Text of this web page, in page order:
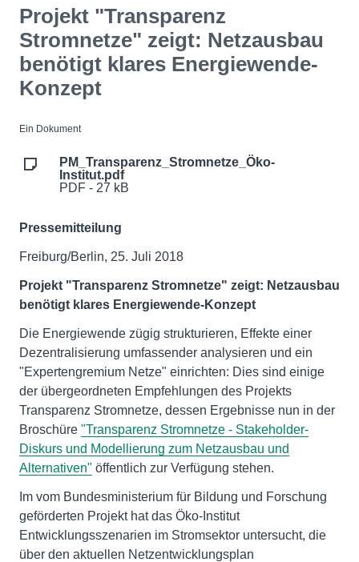
Projekt "Transparenz
Stromnetze" zeigt: Netzausbau
benötigt klares Energiewende-
Konzept
Ein Dokument
PM_Transparenz_Stromnetze_Öko-
Institut.pdf
PDF - 27 kB
Pressemitteilung
Freiburg/Berlin, 25. Juli 2018
Projekt "Transparenz Stromnetze" zeigt: Netzausbau
benötigt klares Energiewende-Konzept
Die Energiewende zügig strukturieren, Effekte einer
Dezentralisierung umfassender analysieren und ein
"Expertengremium Netze" einrichten: Dies sind einige
der übergeordneten Empfehlungen des Projekts
Transparenz Stromnetze, dessen Ergebnisse nun in der
Broschüre "Transparenz Stromnetze - Stakeholder-
Diskurs und Modellierung zum Netzausbau und
Alternativen" öffentlich zur Verfügung stehen.
Im vom Bundesministerium für Bildung und Forschung
geförderten Projekt hat das Öko-Institut
Entwicklungsszenarien im Stromsektor untersucht, die
über den aktuellen Netzentwicklungsplan